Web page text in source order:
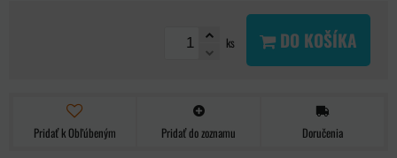
ks DO KOŠÍKA
Pridať k Obľúbeným Pridať do zoznamu Doručenia